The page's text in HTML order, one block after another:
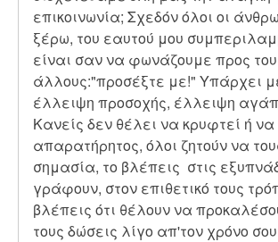
επικοινωνία; Σχεδόν όλοι οι
ξέρω, του εαυτού μου
είναι σαν να φωνάζουμε προς
άλλους:"προσέξτε με!" Υπάρχει
έλλειψη προσοχής, έλλειψη
Κανείς δεν θέλει να κρυφτεί ή
απαρατήρητος, όλοι ζητούν να
σημασία, το βλέπεις στις
γράφουν, στον επιθετικό τους
βλέπεις ότι θέλουν να
τους δώσεις λίγο απ'τον χρόνο